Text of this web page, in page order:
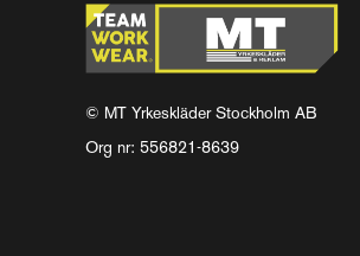
© MT Yrkeskläder Stockholm AB
Org nr: 556821-8639